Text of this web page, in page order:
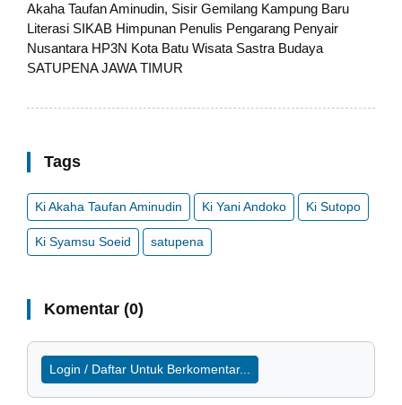
Akaha Taufan Aminudin, Sisir Gemilang Kampung Baru
Literasi SIKAB Himpunan Penulis Pengarang Penyair
Nusantara HP3N Kota Batu Wisata Sastra Budaya
SATUPENA JAWA TIMUR
Tags
Ki Akaha Taufan Aminudin Ki Yani Andoko Ki Sutopo
Ki Syamsu Soeid satupena
Komentar (0)
Login / Daftar Untuk Berkomentar...